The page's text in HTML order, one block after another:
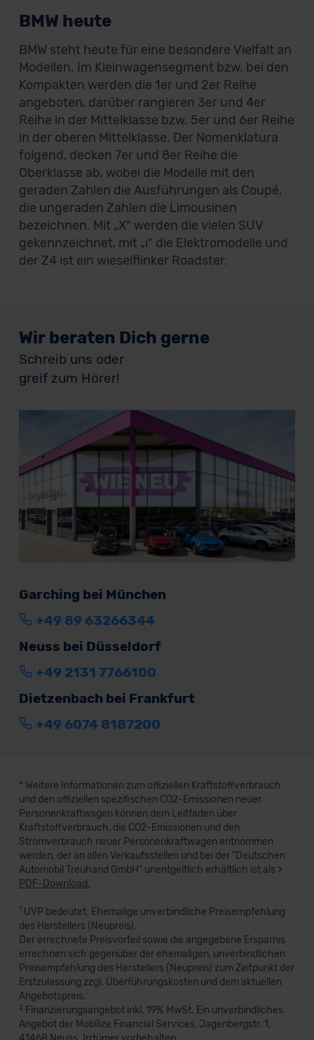
BMW heute
BMW steht heute für eine besondere Vielfalt an
Modellen. Im Kleinwagensegment bzw. bei den
Kompakten werden die 1er und 2er Reihe
angeboten, darüber rangieren 3er und 4er
Reihe in der Mittelklasse bzw. 5er und 6er Reihe
in der oberen Mittelklasse. Der Nomenklatura
folgend, decken 7er und 8er Reihe die
Oberklasse ab, wobei die Modelle mit den
geraden Zahlen die Ausführungen als Coupé,
die ungeraden Zahlen die Limousinen
bezeichnen. Mit „X“ werden die vielen SUV
gekennzeichnet, mit „i“ die Elektromodelle und
der Z4 ist ein wieselflinker Roadster.
Wir beraten Dich gerne
Schreib uns oder
greif zum Hörer!
Garching bei München
+49 89 63266344
Neuss bei Düsseldorf
+49 2131 7766100
Dietzenbach bei Frankfurt
+49 6074 8187200
* Weitere Informationen zum offiziellen Kraftstoffverbrauch
und den offiziellen spezifischen CO2-Emissionen neuer
Personenkraftwagen können dem Leitfaden über
Kraftstoffverbrauch, die CO2-Emissionen und den
Stromverbrauch neuer Personenkraftwagen entnommen
werden, der an allen Verkaufsstellen und bei der "Deutschen
Automobil Treuhand GmbH" unentgeltlich erhältlich ist als >
PDF-Download.
1UVP bedeutet: Ehemalige unverbindliche Preisempfehlung
des Herstellers (Neupreis).
Der errechnete Preisvorteil sowie die angegebene Ersparnis
errechnen sich gegenüber der ehemaligen, unverbindlichen
Preisempfehlung des Herstellers (Neupreis) zum Zeitpunkt der
Erstzulassung zzgl. Überführungskosten und dem aktuellen
Angebotspreis.
2 Finanzierungsangebot inkl. 19% MwSt. Ein unverbindliches
Angebot der Mobilize Financial Services, Jagenbergstr. 1,